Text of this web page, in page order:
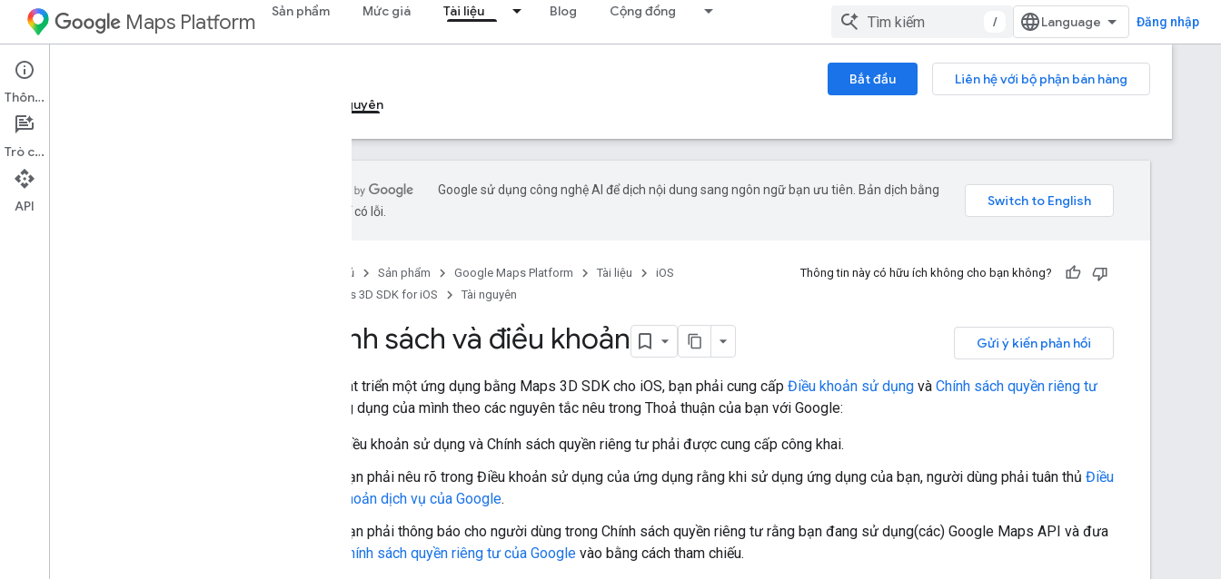
Maps Platform Sản phẩm Mức giá Tài liệu Blog Cộng đồng
/ Đăng nhập
iOS Bắt đầu
Liên hệ với bộ phận bán hàng
Hướng dẫn
Tài nguyên
Google sử dụng công nghệ AI để dịch nội dung sang ngôn ngữ bạn ưu tiên. Bản dịch bằng
AI có thể có lỗi.
Trang chủ Sản phẩm Google Maps Platform Tài liệu
iOS
Maps 3D SDK for iOS
Tài nguyên
Thông tin này có hữu ích không cho bạn không?
Gửi ý kiến phản hồi
Chính sách và điều khoản
Nếu phát triển một ứng dụng bằng Maps 3D SDK cho iOS, bạn phải cung cấp Điều khoản sử dụng và Chính sách quyền riêng tư
cho ứng dụng của mình theo các nguyên tắc nêu trong Thoả thuận của bạn với Google:
Điều khoản sử dụng và Chính sách quyền riêng tư phải được cung cấp công khai.
Bạn phải nêu rõ trong Điều khoản sử dụng của ứng dụng rằng khi sử dụng ứng dụng của bạn, người dùng phải tuân thủ Điều
khoản dịch vụ của Google.
Bạn phải thông báo cho người dùng trong Chính sách quyền riêng tư rằng bạn đang sử dụng(các) Google Maps API và đưa
Chính sách quyền riêng tư của Google vào bằng cách tham chiếu.
Thông tin
Trò chuyện
API